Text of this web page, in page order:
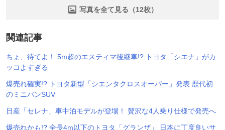
写真を全て見る（12枚）
関連記事
ちょ、待てよ！ 5m超のエスティマ後継車!? トヨタ「シエナ」がカ
ッコよすぎる
爆売れ確実!? トヨタ新型「シエンタクロスオーバー」発表 歴代初
のミニバンSUV
日産「セレナ」車中泊モデルが登場！ 贅沢な4人乗り仕様で発売へ
爆売れかも!? 全長4m以下のトヨタ「グランザ」 日本に丁度良いサ